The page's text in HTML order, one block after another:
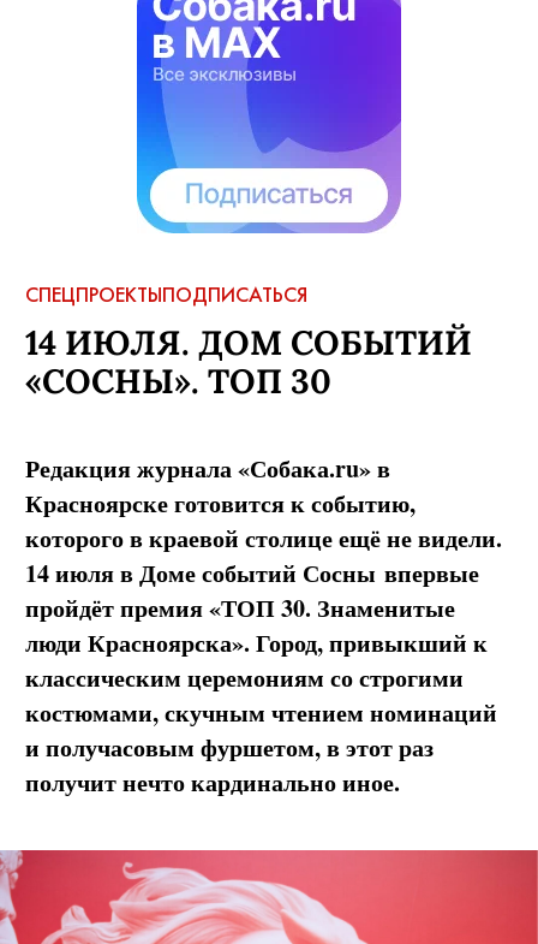
СПЕЦПРОЕКТЫПОДПИСАТЬСЯ
14 ИЮЛЯ. ДОМ СОБЫТИЙ
«СОСНЫ». ТОП 30
Редакция журнала «Собака.ru» в
Красноярске готовится к событию,
которого в краевой столице ещё не видели.
14 июля в Доме событий Сосны впервые
пройдёт премия «ТОП 30. Знаменитые
люди Красноярска». Город, привыкший к
классическим церемониям со строгими
костюмами, скучным чтением номинаций
и получасовым фуршетом, в этот раз
получит нечто кардинально иное.